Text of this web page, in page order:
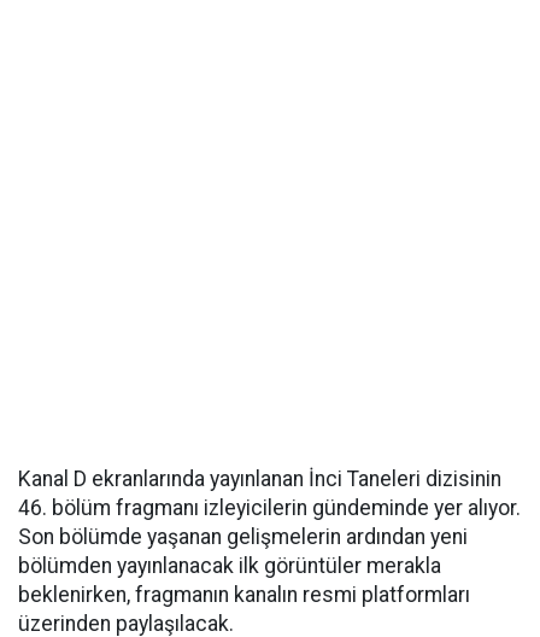
Kanal D ekranlarında yayınlanan İnci Taneleri dizisinin
46. bölüm fragmanı izleyicilerin gündeminde yer alıyor.
Son bölümde yaşanan gelişmelerin ardından yeni
bölümden yayınlanacak ilk görüntüler merakla
beklenirken, fragmanın kanalın resmi platformları
üzerinden paylaşılacak.